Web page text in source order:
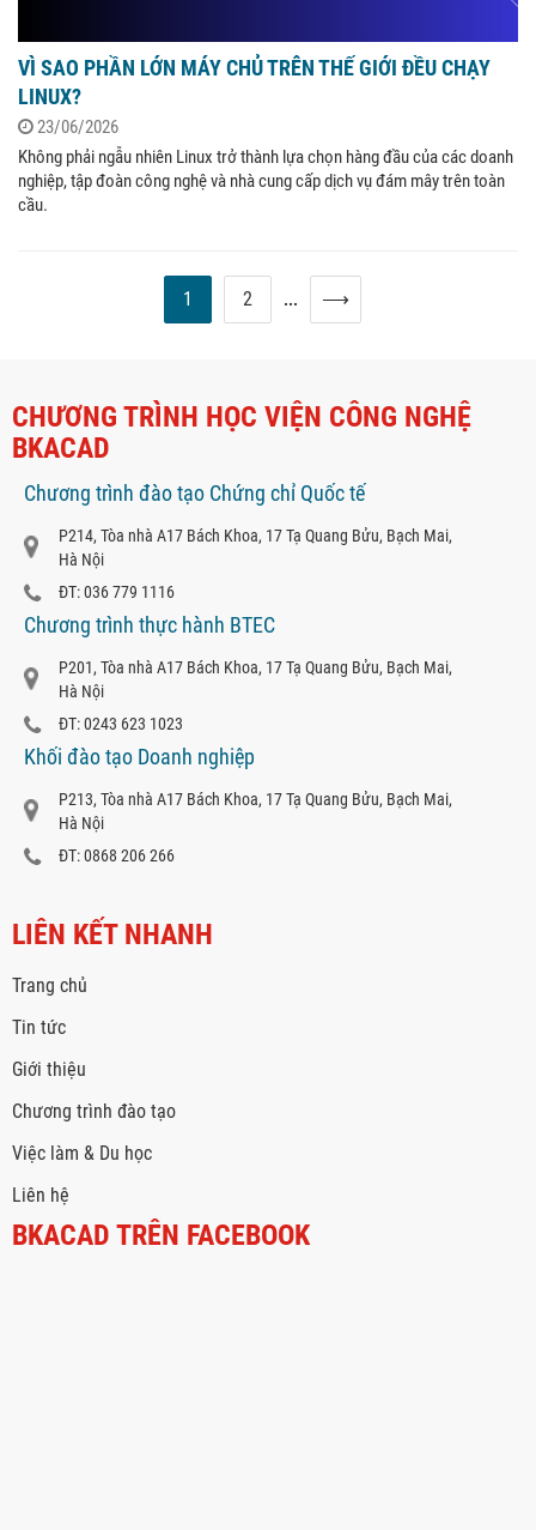
VÌ SAO PHẦN LỚN MÁY CHỦ TRÊN THẾ GIỚI ĐỀU CHẠY
LINUX?
23/06/2026
Không phải ngẫu nhiên Linux trở thành lựa chọn hàng đầu của các doanh
nghiệp, tập đoàn công nghệ và nhà cung cấp dịch vụ đám mây trên toàn
cầu.
1 2 ... ⟶
CHƯƠNG TRÌNH HỌC VIỆN CÔNG NGHỆ
BKACAD
Chương trình đào tạo Chứng chỉ Quốc tế
P214, Tòa nhà A17 Bách Khoa, 17 Tạ Quang Bửu, Bạch Mai,
Hà Nội
ĐT: 036 779 1116
Chương trình thực hành BTEC
P201, Tòa nhà A17 Bách Khoa, 17 Tạ Quang Bửu, Bạch Mai,
Hà Nội
ĐT: 0243 623 1023
Khối đào tạo Doanh nghiệp
P213, Tòa nhà A17 Bách Khoa, 17 Tạ Quang Bửu, Bạch Mai,
Hà Nội
ĐT: 0868 206 266
LIÊN KẾT NHANH
Trang chủ
Tin tức
Giới thiệu
Chương trình đào tạo
Việc làm & Du học
Liên hệ
BKACAD TRÊN FACEBOOK